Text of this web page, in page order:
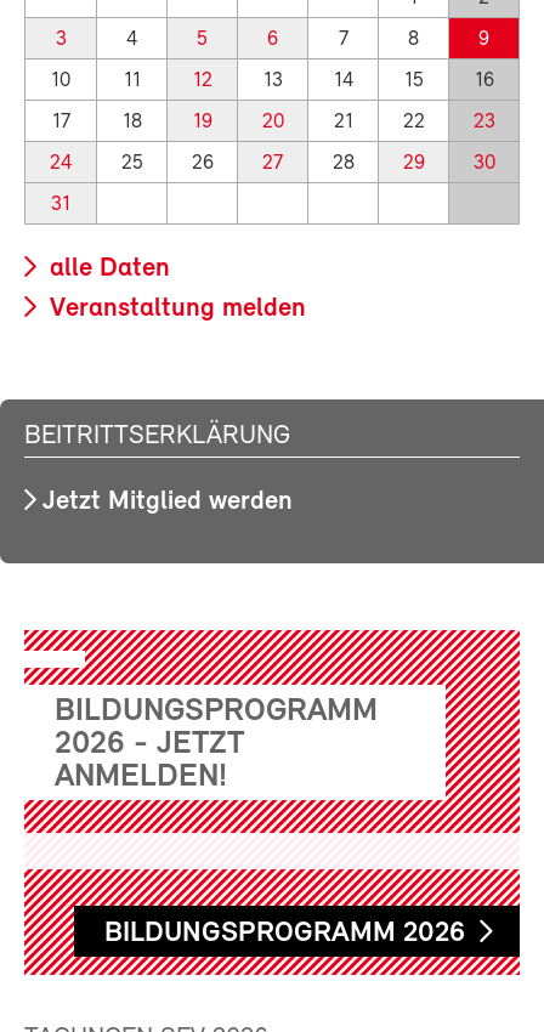
3
4 5 6 7 8
9
10
11 12 13 14 15
16
17
18 19 20 21 22
23
24
25 26 27 28 29
30
31
alle Daten
Veranstaltung melden
BEITRITTSERKLÄRUNG
Jetzt Mitglied werden
BILDUNGSPROGRAMM
2026 - JETZT
ANMELDEN!
BILDUNGSPROGRAMM 2026